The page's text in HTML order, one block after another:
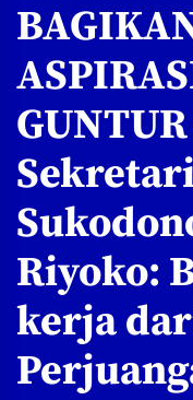
Riyoko:
kerja